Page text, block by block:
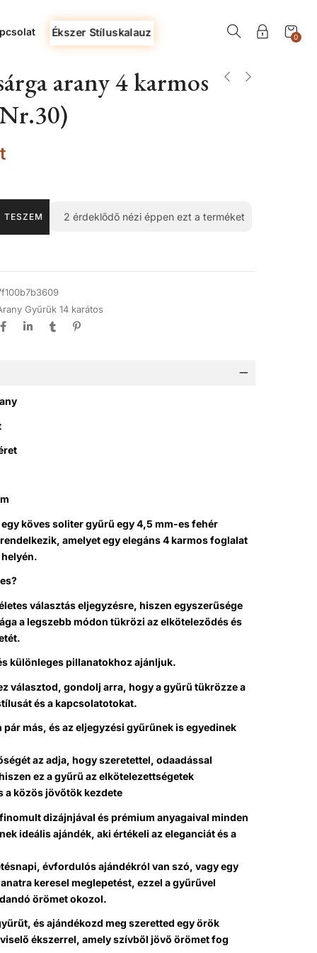
Ékszer Stíluskalauz 0
arany 4 karmos
TESZEM 2 érdeklődő nézi éppen ezt a terméket
Gyűrűk 14 karátos
köves soliter gyűrű egy 4,5 mm-es fehér
amelyet egy elegáns 4 karmos foglalat
választás eljegyzésre, hiszen egyszerűsége
a legszebb módon tükrözi az elköteleződés és
különleges pillanatokhoz ajánljuk.
választod, gondolj arra, hogy a gyűrű tükrözze a
és a kapcsolatotokat.
pár más, és az eljegyzési gyűrűnek is egyedinek
az adja, hogy szeretettel, odaadással
ez a gyűrű az elkötelezettségetek
a közös jövőtök kezdete
dizájnjával és prémium anyagaival minden
ideális ajándék, aki értékeli az eleganciát és a
évfordulós ajándékról van szó, vagy egy
keresel meglepetést, ezzel a gyűrűvel
örömet okozol.
és ajándékozd meg szeretted egy örök
ékszerrel, amely szívből jövő örömet fog